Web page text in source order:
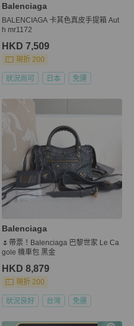
Balenciaga
BALENCIAGA 卡其色真皮手提箱 Aut
h mr1172
HKD 7,509
現折 200
狀況尚可 日本 免運
Balenciaga
🌷帶票！Balenciaga 巴黎世家 Le Ca
gole 機車包 黑金
HKD 8,879
現折 200
狀況良好 台灣 免運